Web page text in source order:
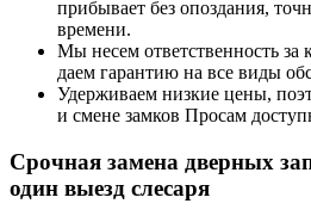
прибывает без опоздания,
времени.
Мы несем ответственность за
даем гарантию на все виды
Удерживаем низкие цены,
и смене замков Просам
Срочная замена дверных
один выезд слесаря